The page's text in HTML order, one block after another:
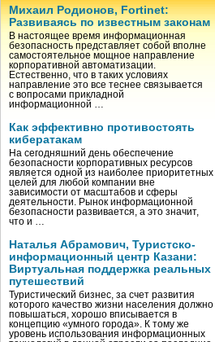
Михаил Родионов, Fortinet:
Развиваясь по известным законам
В настоящее время информационная
безопасность представляет собой вполне
самостоятельное мощное направление
корпоративной автоматизации.
Естественно, что в таких условиях
направление это все теснее связывается
с вопросами прикладной
информационной …
Как эффективно противостоять
кибератакам
На сегодняшний день обеспечение
безопасности корпоративных ресурсов
является одной из наиболее приоритетных
целей для любой компании вне
зависимости от масштабов и сферы
деятельности. Рынок информационной
безопасности развивается, а это значит,
что и …
Наталья Абрамович, Туристско-
информационный центр Казани:
Виртуальная поддержка реальных
путешествий
Туристический бизнес, за счет развития
которого качество жизни населения должно
повышаться, хорошо вписывается в
концепцию «умного города». К тому же
уровень использования информационных